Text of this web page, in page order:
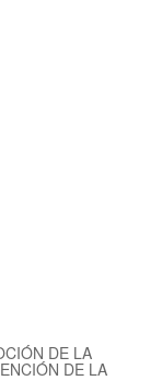
DE LA
DE LA